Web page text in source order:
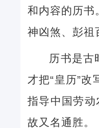
和内容的历书
神凶煞、彭祖
历书是古
才把“皇历”
指导中国劳动
故又名通胜。